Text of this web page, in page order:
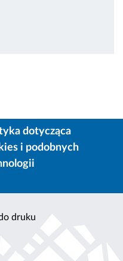
dotycząca
i podobnych
druku